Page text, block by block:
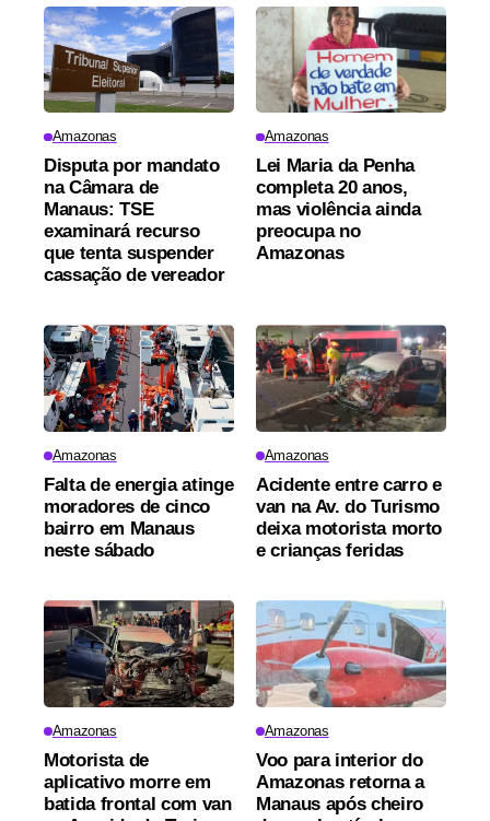
Amazonas
Disputa por mandato
na Câmara de
Manaus: TSE
examinará recurso
que tenta suspender
cassação de vereador
Amazonas
Lei Maria da Penha
completa 20 anos,
mas violência ainda
preocupa no
Amazonas
Amazonas
Falta de energia atinge
moradores de cinco
bairro em Manaus
neste sábado
Amazonas
Acidente entre carro e
van na Av. do Turismo
deixa motorista morto
e crianças feridas
Amazonas
Motorista de
aplicativo morre em
batida frontal com van
Amazonas
Voo para interior do
Amazonas retorna a
Manaus após cheiro